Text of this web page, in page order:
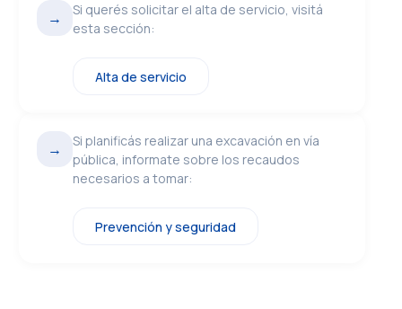
→
Si querés solicitar el alta de servicio, visitá
esta sección:
Alta de servicio
→
Si planificás realizar una excavación en vía
pública, informate sobre los recaudos
necesarios a tomar:
Prevención y seguridad